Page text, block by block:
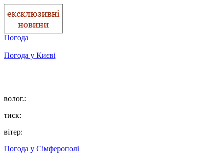
Погода
Погода у Києві
волог.:
тиск:
вітер:
Погода у Сімферополі